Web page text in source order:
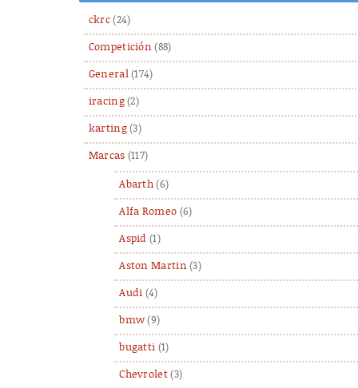
ckrc(24)
Competición (88)
General(174)
iracing(2)
karting(3)
Marcas (117)
Abarth (6)
Alfa Romeo (6)
Aspid (1)
Aston Martin (3)
Audi (4)
bmw (9)
bugatti (1)
Chevrolet(3)